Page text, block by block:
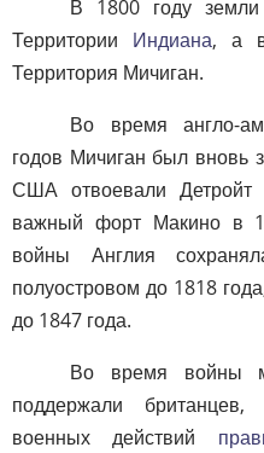
В 1800 году
Территории Индиана, а в
Территория Мичиган.
Во время англо-
годов Мичиган был вновь
США отвоевали Детройт
важный форт Макино в
войны Англия
полуостровом до 1818
до 1847 года.
Во время войны
поддержали
военных действий